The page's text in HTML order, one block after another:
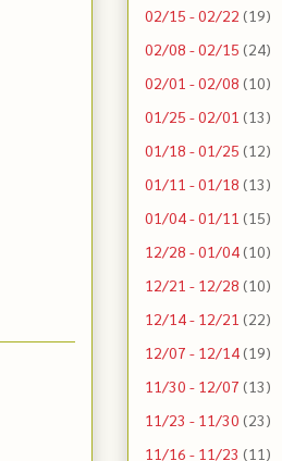
02/15 - 02/22 (19)
02/08 - 02/15 (24)
02/01 - 02/08 (10)
01/25 - 02/01 (13)
01/18 - 01/25 (12)
01/11 - 01/18 (13)
01/04 - 01/11 (15)
12/28 - 01/04(10)
12/21 - 12/28 (10)
12/14 - 12/21 (22)
12/07 - 12/14(19)
11/30 - 12/07 (13)
11/23 - 11/30 (23)
11/16 - 11/23 (11)